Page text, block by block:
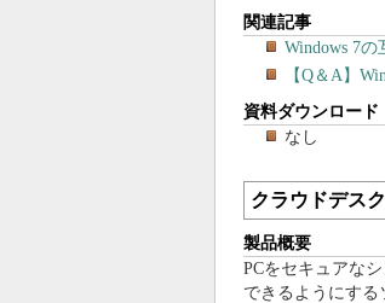
関連記事
Windows 7の
【Q＆A】
資料ダウンロード
なし
クラウドデス
製品概要
PCをセキュアな
できるようにす